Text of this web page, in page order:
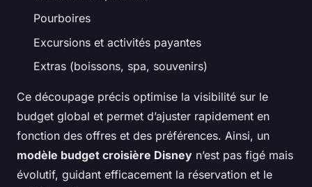
Pourboires
Excursions et activités payantes
Extras (boissons, spa, souvenirs)
Ce découpage précis optimise la visibilité sur le
budget global et permet d’ajuster rapidement en
fonction des offres et des préférences. Ainsi, un
modèle budget croisière Disney n’est pas figé mais
évolutif, guidant efficacement la réservation et le